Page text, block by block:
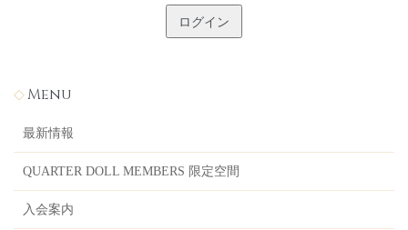
Menu
最新情報
QUARTER DOLL MEMBERS 限定空間
入会案内